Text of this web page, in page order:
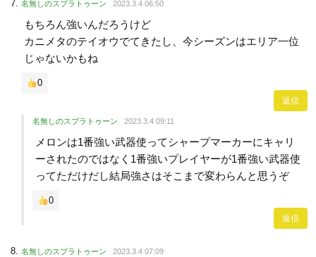
名無しのスプラトゥーン 2023.3.4 06:50
もちろん強いんだろうけど
カニメタのテイオウでてきたし、今シーズンはエリア一位
じゃないかもね
0
返信
名無しのスプラトゥーン 2023.3.4 09:11
メロンは1番強い武器使ってシャープマーカーにキャリ
ーされたのではなく1番強いプレイヤーが1番強い武器使
ってただけだし結局強さはそこまで変わらんと思うぞ
0
返信
名無しのスプラトゥーン 2023.3.4 07:09